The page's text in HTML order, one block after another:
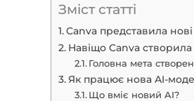
Зміст статті
Canva представила
Навіщо Canva
Головна мета
Як працює нова AI-
Що вміє новий AI?